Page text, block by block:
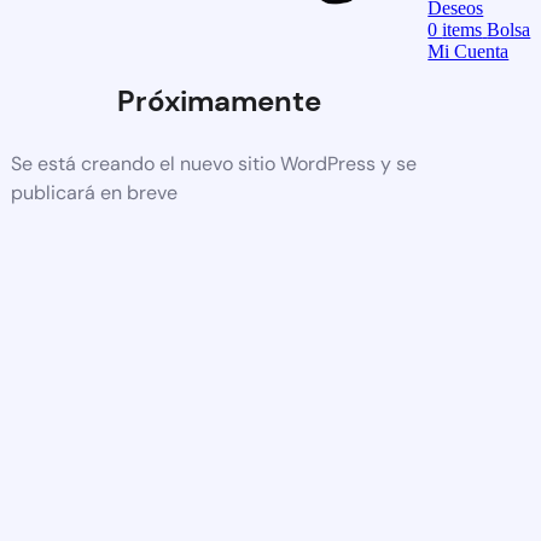
Próximamente
Se está creando el nuevo sitio WordPress y se
publicará en breve
Deseos
0items Bolsa
Mi Cuenta